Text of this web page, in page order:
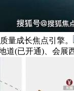
量成长焦点引擎。
(已开通)、会